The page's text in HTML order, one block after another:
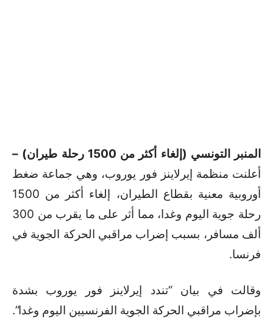
المنبر التونسي (إلغاء أكثر من 1500 رحلة طيران) –
أعلنت منظمة إيرلاينز فور يوروب، وهي جماعة ضغط
أوروبية معنية بقطاع الطيران، إلغاء أكثر من 1500
رحلة جوية اليوم وغدا، مما أثر على ما يقرب من 300
ألف مسافر، بسبب إضراب مراقبي الحركة الجوية في
فرنسا.
وقالت في بيان “تندد إيرلاينز فور يوروب بشدة
بإضراب مراقبي الحركة الجوية الفرنسيين اليوم وغدا”.